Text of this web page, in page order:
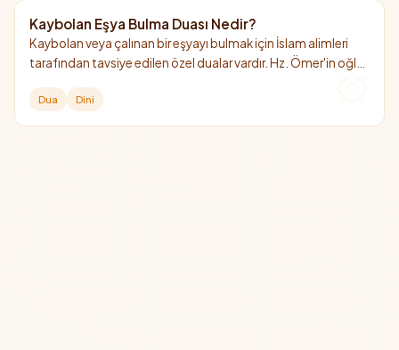
Kaybolan Eşya Bulma Duası Nedir?
Kaybolan veya çalınan bir eşyayı bulmak için İslam alimleri
tarafından tavsiye edilen özel dualar vardır. Hz. Ömer'in oğlu
bilinenidir.
Dua Dini